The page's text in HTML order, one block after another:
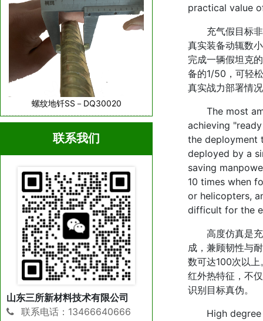
practical value
充气假目标非
真实装备动辄数
完成一辆假坦克
备的1/50，可轻
真实战力部署情
The most
achieving
the deployment
deployed by a
saving
10 times when
or helicopters,
difficult for the
高度仿真是充
成，兼顾韧性与
数可达100次以
红外热特征，不
识别目标真伪。
High degree
螺纹地钎SS－DQ30020
联系我们
山东三所新材料技术有限公司
联系电话：13466640666